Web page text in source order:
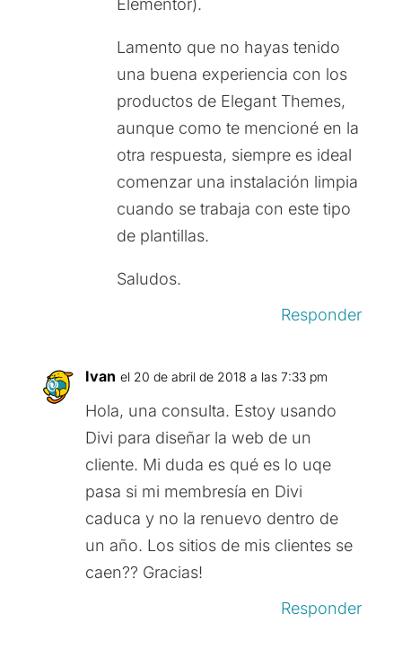
Elementor).
Lamento que no hayas tenido
una buena experiencia con los
productos de Elegant Themes,
aunque como te mencioné en la
otra respuesta, siempre es ideal
comenzar una instalación limpia
cuando se trabaja con este tipo
de plantillas.
Saludos.
Responder
Ivan el 20 de abril de 2018 a las 7:33 pm
Hola, una consulta. Estoy usando
Divi para diseñar la web de un
cliente. Mi duda es qué es lo uqe
pasa si mi membresía en Divi
caduca y no la renuevo dentro de
un año. Los sitios de mis clientes se
caen?? Gracias!
Responder